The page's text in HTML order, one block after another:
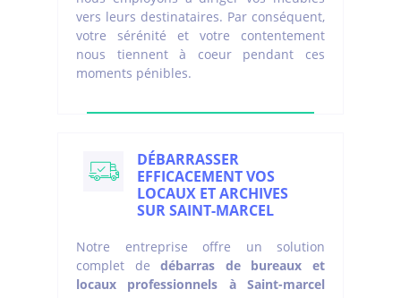
vers leurs destinataires. Par conséquent,
votre sérénité et votre contentement
nous tiennent à coeur pendant ces
moments pénibles.
DÉBARRASSER
EFFICACEMENT VOS
LOCAUX ET ARCHIVES
SUR SAINT-MARCEL
Notre entreprise offre un solution
complet dedébarras de bureaux et
locaux professionnels à Saint-marcel